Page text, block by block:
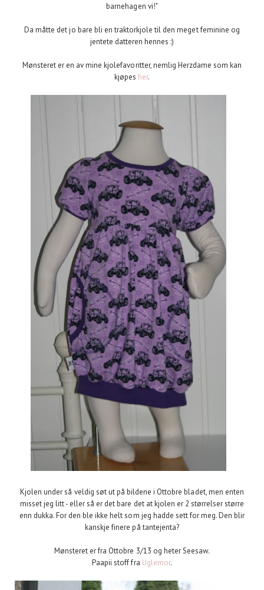
barnehagen vi!"
Da måtte det jo bare bli en traktorkjole til den meget feminine og
jentete datteren hennes :)
Mønsteret er en av mine kjolefavoritter, nemlig Herzdame som kan
kjøpes her.
Kjolen under så veldig søt ut på bildene i Ottobre bladet, men enten
misset jeg litt - eller så er det bare det at kjolen er 2 størrelser større
enn dukka. For den ble ikke helt som jeg hadde sett for meg. Den blir
kanskje finere på tantejenta?
Mønsteret er fra Ottobre 3/13 og heter Seesaw.
Paapii stoff fra Uglemor.